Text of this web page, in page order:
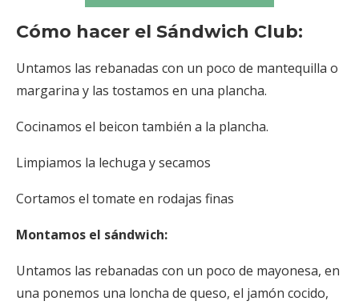
Cómo hacer el Sándwich Club:
Untamos las rebanadas con un poco de mantequilla o
margarina y las tostamos en una plancha.
Cocinamos el beicon también a la plancha.
Limpiamos la lechuga y secamos
Cortamos el tomate en rodajas finas
Montamos el sándwich:
Untamos las rebanadas con un poco de mayonesa, en
una ponemos una loncha de queso, el jamón cocido,